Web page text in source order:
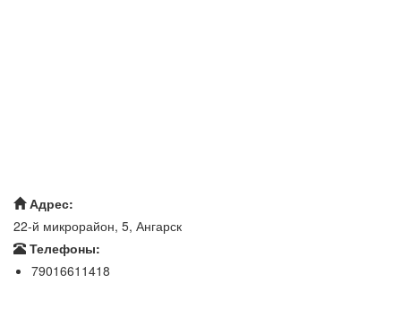
Адрес:
22-й микрорайон, 5, Ангарск
Телефоны:
79016611418